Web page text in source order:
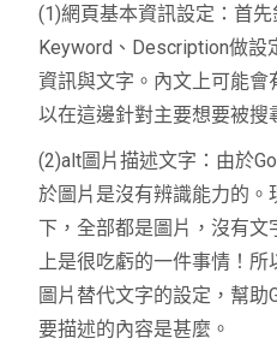
(1)網頁基本資訊設定：首先
Keyword、Description做設
資訊與文字。內文上可能
以在這邊針對主要想要被搜
(2)alt圖片描述文字：由於
於圖片是沒有辨識能力的
下，全部都是圖片，沒有
上是很吃虧的一件事情！
圖片替代文字的設定，幫助
要描述的內容是甚麼。